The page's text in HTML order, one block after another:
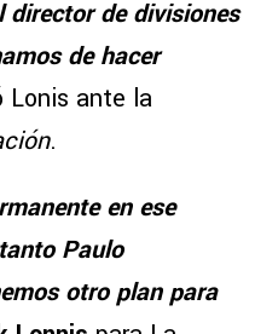
director de divisiones
de hacer
Lonis ante la
.
en ese
Paulo
otro plan para